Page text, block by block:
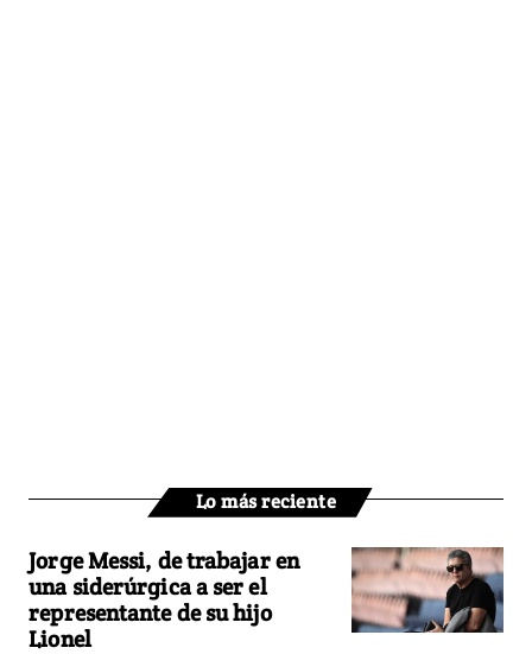
Lo más reciente
Jorge Messi, de trabajar en
una siderúrgica a ser el
representante de su hijo
Lionel